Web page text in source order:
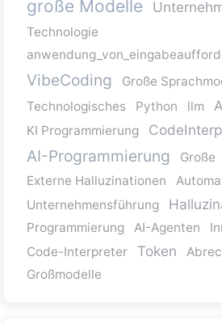
große Modelle
Technologie
VibeCoding
Große
Technologisches
Python llm
KI Programmierung
AI-Programmierung Große
Externe Halluzinationen
Unternehmensführung
Programmierung AI-Agenten
Code-Interpreter
Token
Großmodelle